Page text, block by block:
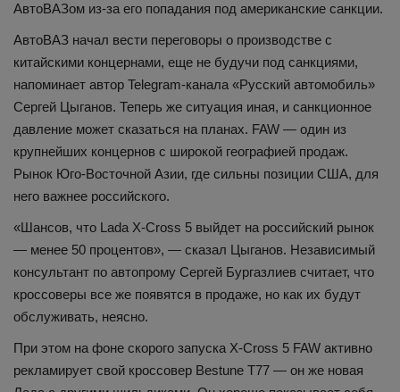
АвтоВАЗом из-за его попадания под американские санкции.
АвтоВАЗ начал вести переговоры о производстве с
китайскими концернами, еще не будучи под санкциями,
напоминает автор Telegram-канала «Русский автомобиль»
Сергей Цыганов. Теперь же ситуация иная, и санкционное
давление может сказаться на планах. FAW — один из
крупнейших концернов с широкой географией продаж.
Рынок Юго-Восточной Азии, где сильны позиции США, для
него важнее российского.
«Шансов, что Lada X-Cross 5 выйдет на российский рынок
— менее 50 процентов», — сказал Цыганов. Независимый
консультант по автопрому Сергей Бургазлиев считает, что
кроссоверы все же появятся в продаже, но как их будут
обслуживать, неясно.
При этом на фоне скорого запуска X-Cross 5 FAW активно
рекламирует свой кроссовер Bestune T77 — он же новая